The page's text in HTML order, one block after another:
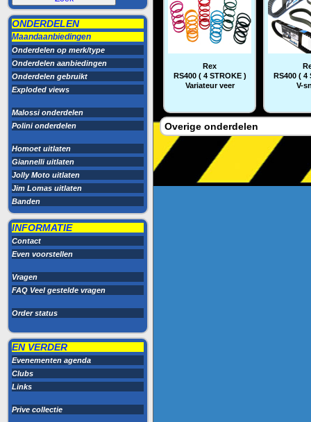
ONDERDELEN
Maandaanbiedingen
Onderdelen op merk/type
Onderdelen aanbiedingen
Onderdelen gebruikt
Exploded views
Malossi onderdelen
Polini onderdelen
Homoet uitlaten
Giannelli uitlaten
Jolly Moto uitlaten
Jim Lomas uitlaten
Banden
INFORMATIE
Contact
Even voorstellen
Vragen
FAQ Veel gestelde vragen
Order status
EN VERDER
Evenementen agenda
Clubs
Links
Prive collectie
Rex
RS400 ( 4 STROKE )
Variateur veer
RS400 ( 4
V-
Overige onderdelen